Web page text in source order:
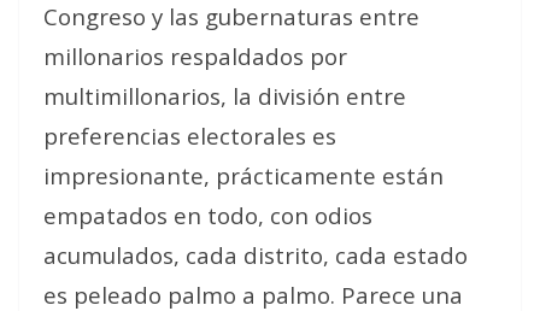
Congreso y las gubernaturas entre
millonarios respaldados por
multimillonarios, la división entre
preferencias electorales es
impresionante, prácticamente están
empatados en todo, con odios
acumulados, cada distrito, cada estado
es peleado palmo a palmo. Parece una